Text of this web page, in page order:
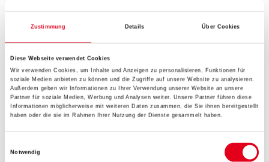
Zustimmung Details Über Cookies
Diese Webseite verwendet Cookies
Wir verwenden Cookies, um Inhalte und Anzeigen zu personalisieren, Funktionen für
soziale Medien anbieten zu können und die Zugriffe auf unsere Website zu analysieren.
Außerdem geben wir Informationen zu Ihrer Verwendung unserer Website an unsere
Partner für soziale Medien, Werbung und Analysen weiter. Unsere Partner führen diese
Informationen möglicherweise mit weiteren Daten zusammen, die Sie ihnen bereitgestellt
haben oder die sie im Rahmen Ihrer Nutzung der Dienste gesammelt haben.
Notwendig
EIN KLEINER ZWISCHENFALL
IST AUFGETRETEN
Keine Sorge, wir pinseln schon an der Lösung und
werden das Problem so schnell wie möglich beheben.
Erkunden Sie in der Zwischenzeit unseren Online-Shop
und lassen Sie sich inspirieren.